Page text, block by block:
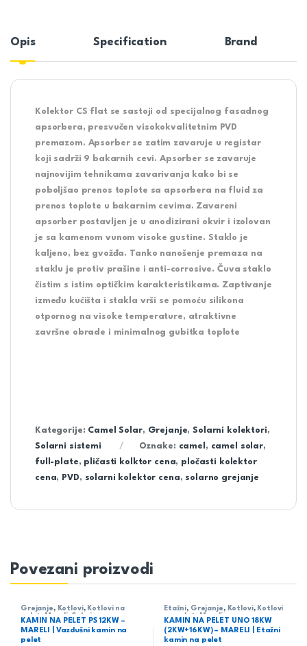
Opis Specification Brand
Kolektor CS flat se sastoji od specijalnog fasadnog
apsorbera, presvučen visokokvalitetnim PVD
premazom. Apsorber se zatim zavaruje u registar
koji sadrži 9 bakarnih cevi. Apsorber se zavaruje
najnovijim tehnikama zavarivanja kako bi se
poboljšao prenos toplote sa apsorbera na fluid za
prenos toplote u bakarnim cevima. Zavareni
apsorber postavljen je u anodizirani okvir i izolovan
je sa kamenom vunom visoke gustine. Staklo je
kaljeno, bez gvožđa. Tanko nanošenje premaza na
staklu je protiv prašine i anti-corrosive. Čuva staklo
čistim s istim optičkim karakteristikama. Zaptivanje
između kućišta i stakla vrši se pomoću silikona
otpornog na visoke temperature, atraktivne
završne obrade i minimalnog gubitka toplote
Kategorije: Camel Solar, Grejanje,Solarni kolektori,
Solarni sistemi
Oznake: camel , camel solar,
full-plate, pličasti kolktor cena, pločasti kolektor
cena, PVD, solarni kolektor cena, solarno grejanje
Povezani proizvodi
Grejanje , Kotlovi, Kotlovi na
pelet, Mareli ,Sobni
KAMIN NA PELET PS 12KW –
MARELI | Vazdušni kamin na
pelet
Etažni, Grejanje , Kotlovi, Kotlovi
na pelet, Mareli
KAMIN NA PELET UNO 18KW
(2KW+16KW) – MARELI | Etažni
kamin na pelet